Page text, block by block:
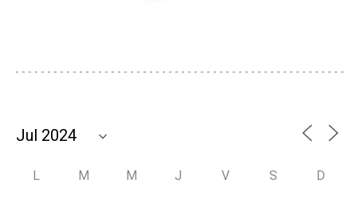
L M M J V S D